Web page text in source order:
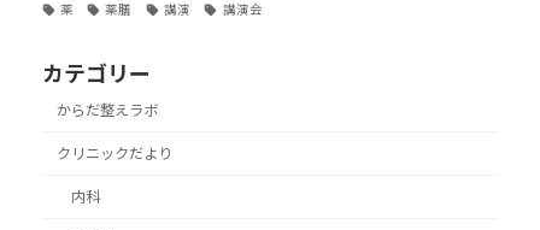
薬 薬膳 講演 講演会
カテゴリー
からだ整えラボ
クリニックだより
内科